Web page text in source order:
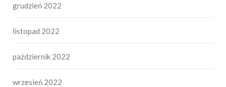
grudzień 2022
listopad 2022
październik 2022
wrzesień 2022